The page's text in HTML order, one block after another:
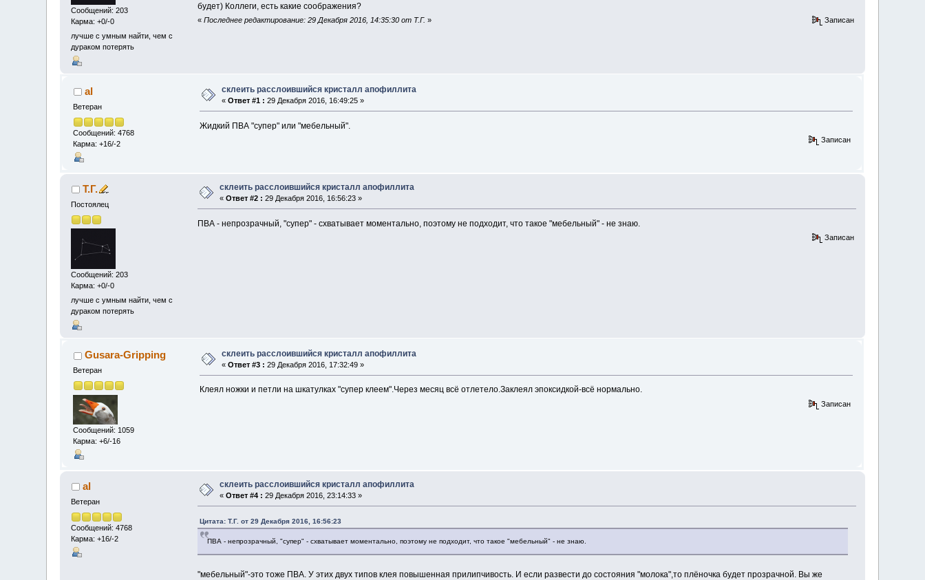
Сообщений: 203
Карма: +0/-0
лучше с умным найти, чем с
дураком потерять
будет) Коллеги, есть какие соображения?
« Последнее редактирование: 29 Декабря 2016, 14:35:30 от Т.Г. » Записан
al
Ветеран
Сообщений: 4768
Карма: +16/-2
склеить расслоившийся кристалл апофиллита
«Ответ #1 : 29 Декабря 2016, 16:49:25 »
Жидкий ПВА "супер" или "мебельный".
Записан
Т.Г.
Постоялец
Сообщений: 203
Карма: +0/-0
лучше с умным найти, чем с
дураком потерять
склеить расслоившийся кристалл апофиллита
«Ответ #2 : 29 Декабря 2016, 16:56:23 »
ПВА - непрозрачный, "супер" - схватывает моментально, поэтому не подходит, что такое "мебельный" - не знаю.
Записан
Gusara-Gripping
Ветеран
Сообщений: 1059
Карма: +6/-16
склеить расслоившийся кристалл апофиллита
«Ответ #3 : 29 Декабря 2016, 17:32:49 »
Клеял ножки и петли на шкатулках "супер клеем".Через месяц всё отлетело.Заклеял эпоксидкой-всё нормально.
Записан
al
Ветеран
Сообщений: 4768
Карма: +16/-2
склеить расслоившийся кристалл апофиллита
«Ответ #4 : 29 Декабря 2016, 23:14:33 »
Цитата: Т.Г. от 29 Декабря 2016, 16:56:23
ПВА - непрозрачный, "супер" - схватывает моментально, поэтому не подходит, что такое "мебельный" - не знаю.
"мебельный"-это тоже ПВА. У этих двух типов клея повышенная прилипчивость. И если развести до состояния "молока",то плёночка будет прозрачной. Вы же